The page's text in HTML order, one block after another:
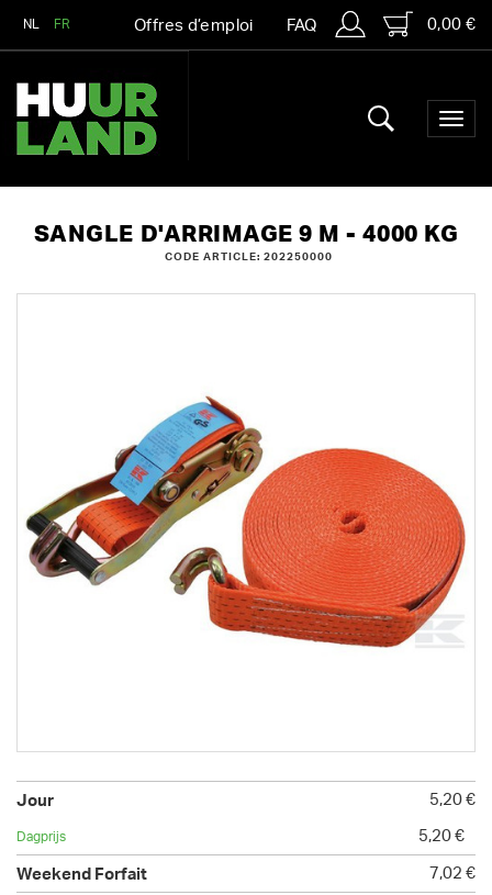
NL FR Offres d’emploi FAQ 0,00 €
SANGLE D'ARRIMAGE 9 M - 4000 KG
CODE ARTICLE: 202250000
5,20 €
5,20 €
7,02 €